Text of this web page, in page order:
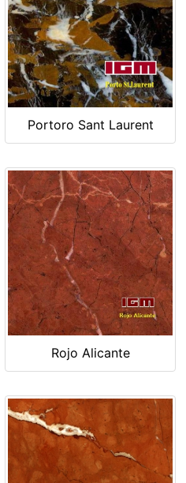
Portoro Sant Laurent
Rojo Alicante